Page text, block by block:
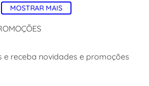
MOSTRAR MAIS
e receba novidades e promoções